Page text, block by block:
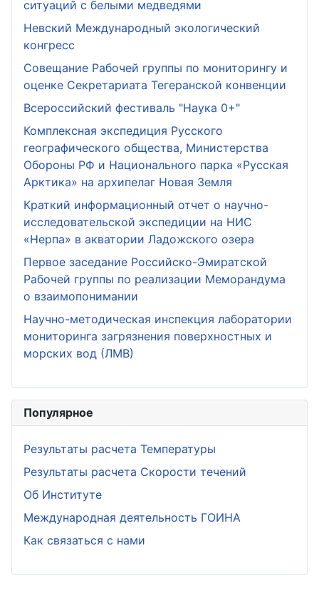
ситуаций с белыми медведями
Невский Международный экологический
конгресс
Совещание Рабочей группы по мониторингу и
оценке Секретариата Тегеранской конвенции
Всероссийский фестиваль "Наука 0+"
Комплексная экспедиция Русского
географического общества, Министерства
Обороны РФ и Национального парка «Русская
Арктика» на архипелаг Новая Земля
Краткий информационный отчет о научно-
исследовательской экспедиции на НИС
«Нерпа» в акватории Ладожского озера
Первое заседание Российско-Эмиратской
Рабочей группы по реализации Меморандума
о взаимопонимании
Научно-методическая инспекция лаборатории
мониторинга загрязнения поверхностных и
морских вод (ЛМВ)
Популярное
Результаты расчета Температуры
Результаты расчета Скорости течений
Об Институте
Международная деятельность ГОИНА
Как связаться с нами